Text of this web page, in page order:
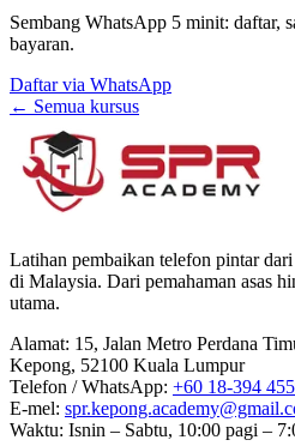
Sembang WhatsApp 5 minit: daftar,
bayaran.
Daftar via WhatsApp
← Semua kursus
Latihan pembaikan telefon pintar
di Malaysia. Dari pemahaman asas
utama.
Alamat: 15, Jalan Metro Perdana
Kepong, 52100 Kuala Lumpur
Telefon / WhatsApp: +60 18-394
E-mel:
Waktu: Isnin – Sabtu, 10:00 pagi –